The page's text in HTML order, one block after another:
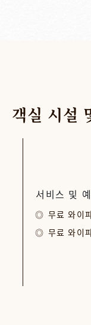
객실 시설
서비스 및
무료 와이
무료 와이